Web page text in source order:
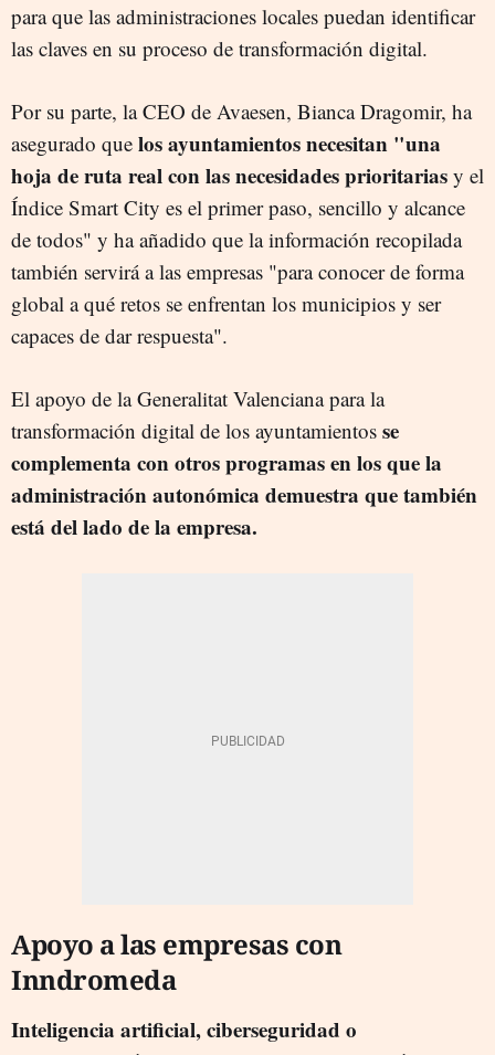
para que las administraciones locales puedan identificar
las claves en su proceso de transformación digital.
Por su parte, la CEO de Avaesen, Bianca Dragomir, ha
asegurado que los ayuntamientos necesitan "una
hoja de ruta real con las necesidades prioritarias y el
Índice Smart City es el primer paso, sencillo y alcance
de todos" y ha añadido que la información recopilada
también servirá a las empresas "para conocer de forma
global a qué retos se enfrentan los municipios y ser
capaces de dar respuesta".
El apoyo de la Generalitat Valenciana para la
transformación digital de los ayuntamientos se
complementa con otros programas en los que la
administración autonómica demuestra que también
está del lado de la empresa.
Apoyo a las empresas con
Inndromeda
Inteligencia artificial, ciberseguridad o